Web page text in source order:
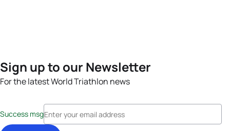
Sign up to our Newsletter
For the latest World Triathlon news
Success msg